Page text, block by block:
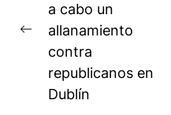
entradas
Previous
post:
a cabo un
allanamiento
contra
republicanos en
Dublín